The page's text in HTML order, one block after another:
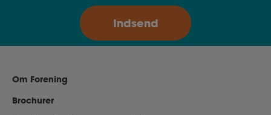
Om Forening
Brochurer